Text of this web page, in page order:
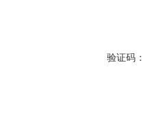
验证码：